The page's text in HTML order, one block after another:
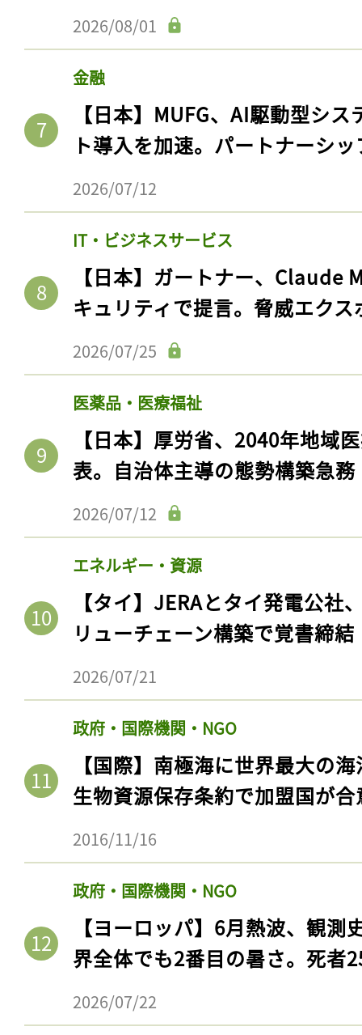
2026/08/01
金融
【日本】MUFG、AI駆動型シ
ト導入を加速。パートナーシ
2026/07/12
IT・ビジネスサービス
【日本】ガートナー、Claude
キュリティで提言。脅威エク
2026/07/25
医薬品・医療福祉
【日本】厚労省、2040年地域
表。自治体主導の態勢構築急務
2026/07/12
エネルギー・資源
【タイ】JERAとタイ発電公社
リューチェーン構築で覚書締結
2026/07/21
政府・国際機関・NGO
【国際】南極海に世界最大の
生物資源保存条約で加盟国が合
2016/11/16
政府・国際機関・NGO
【ヨーロッパ】6月熱波、観
界全体でも2番目の暑さ。死者
2026/07/22
記事をお気に入りに
ログインが必